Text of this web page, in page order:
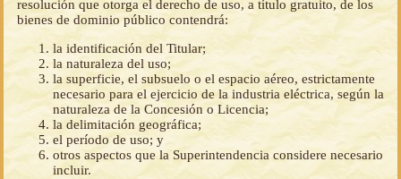
resolución que otorga el derecho de uso, a título gratuito, de los
bienes de dominio público contendrá:
la identificación del Titular;
la naturaleza del uso;
la superficie, el subsuelo o el espacio aéreo, estrictamente
necesario para el ejercicio de la industria eléctrica, según la
naturaleza de la Concesión o Licencia;
la delimitación geográfica;
el período de uso; y
otros aspectos que la Superintendencia considere necesario
incluir.